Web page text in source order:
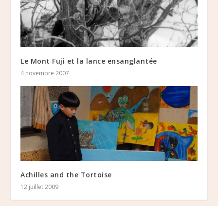
Le Mont Fuji et la lance ensanglantée
4 novembre 2007
Achilles and the Tortoise
12 juillet 2009